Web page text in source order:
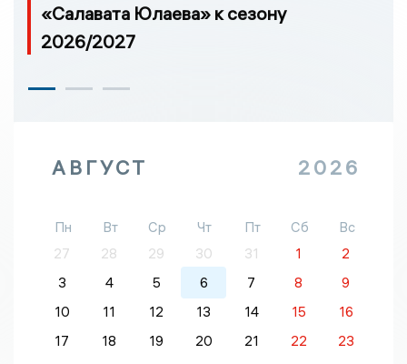
«Салавата Юлаева» к сезону
2026/2027
АВГУСТ 2026
Пн Вт Ср Чт Пт Сб
Вс
27
28 29 30 31 1
2
3
4 5 6 7 8
9
10
11 12 13 14 15
16
17
18 19 20 21 22
23